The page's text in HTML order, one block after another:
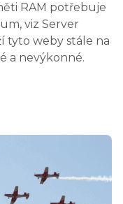
RAM potřebuje
viz Server
tyto weby stále na
a nevýkonné.